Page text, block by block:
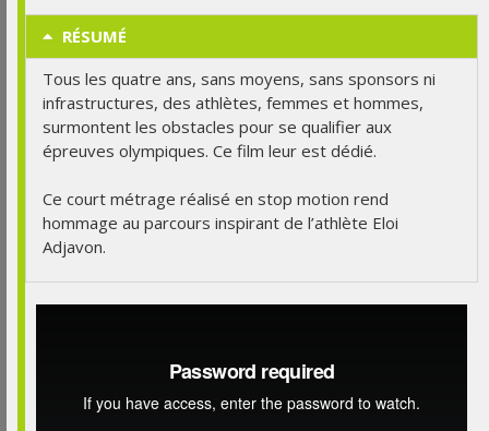
RÉSUMÉ
Tous les quatre ans, sans moyens, sans sponsors ni
infrastructures, des athlètes, femmes et hommes,
surmontent les obstacles pour se qualifier aux
épreuves olympiques. Ce film leur est dédié.
Ce court métrage réalisé en stop motion rend
hommage au parcours inspirant de l’athlète Eloi
Adjavon.